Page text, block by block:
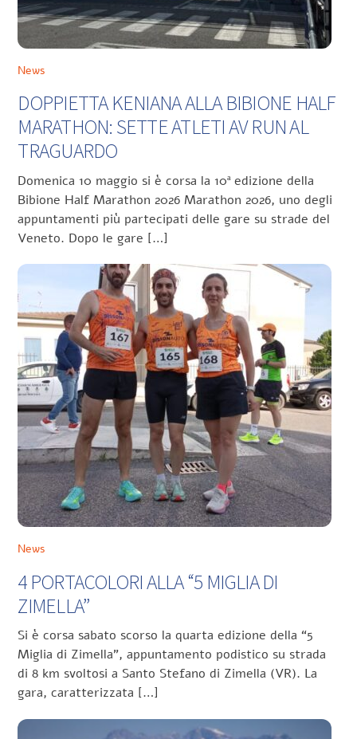
News
DOPPIETTA KENIANA ALLA BIBIONE HALF
MARATHON: SETTE ATLETI AV RUN AL
TRAGUARDO
Domenica 10 maggio si è corsa la 10ª edizione della
Bibione Half Marathon 2026 Marathon 2026, uno degli
appuntamenti più partecipati delle gare su strade del
Veneto. Dopo le gare […]
News
4 PORTACOLORI ALLA “5 MIGLIA DI
ZIMELLA”
Si è corsa sabato scorso la quarta edizione della “5
Miglia di Zimella”, appuntamento podistico su strada
di 8 km svoltosi a Santo Stefano di Zimella (VR). La
gara, caratterizzata […]